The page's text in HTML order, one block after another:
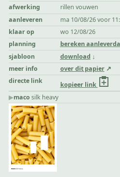
afwerking
rillen vouwen
aanleveren
ma 10/08/26 voor
klaar op
wo 12/08/26
planning
bereken
sjabloon
download
meer info
over dit papier
directe link
kopieer link
▶︎macosilk heavy